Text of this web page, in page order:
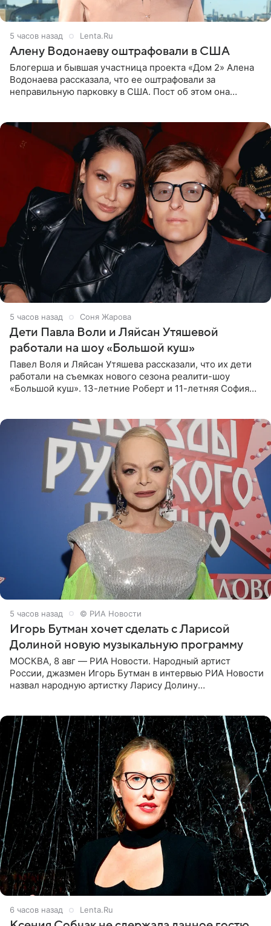
5 часов назад Lenta.Ru
Алену Водонаеву оштрафовали в США
Блогерша и бывшая участница проекта «Дом 2» Алена
Водонаева рассказала, что ее оштрафовали за
неправильную парковку в США. Пост об этом она
5 часов назад Соня Жарова
Дети Павла Воли и Ляйсан Утяшевой
работали на шоу «Большой куш»
Павел Воля и Ляйсан Утяшева рассказали, что их дети
работали на съемках нового сезона реалити-шоу
«Большой куш». 13-летние Роберт и 11-летняя София
5 часов назад © РИА Новости
Игорь Бутман хочет сделать с Ларисой
Долиной новую музыкальную программу
МОСКВА, 8 авг — РИА Новости. Народный артист
России, джазмен Игорь Бутман в интервью РИА Новости
назвал народную артистку Ларису Долину
6 часов назад Lenta.Ru